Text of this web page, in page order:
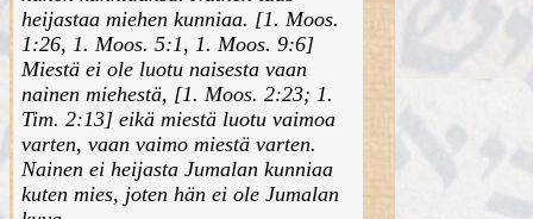
heijastaa miehen kunniaa. [1. Moos.
1:26, 1. Moos. 5:1, 1. Moos. 9:6]
Miestä ei ole luotu naisesta vaan
nainen miehestä, [1. Moos. 2:23; 1.
Tim. 2:13] eikä miestä luotu vaimoa
varten, vaan vaimo miestä varten.
Nainen ei heijasta Jumalan kunniaa
kuten mies, joten hän ei ole Jumalan